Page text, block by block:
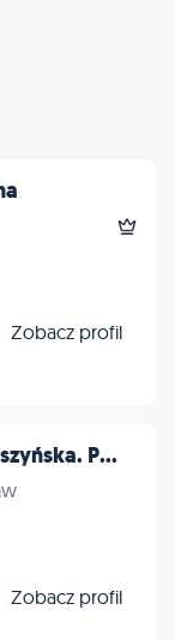
Zobacz profil
P...
Zobacz profil